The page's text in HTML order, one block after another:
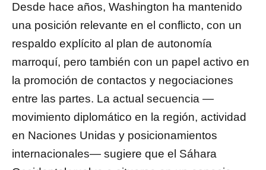
Desde hace años, Washington ha mantenido
una posición relevante en el conflicto, con un
respaldo explícito al plan de autonomía
marroquí, pero también con un papel activo en
la promoción de contactos y negociaciones
entre las partes. La actual secuencia —
movimiento diplomático en la región, actividad
en Naciones Unidas y posicionamientos
internacionales— sugiere que el Sáhara